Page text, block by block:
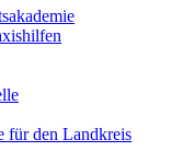
für den Landkreis